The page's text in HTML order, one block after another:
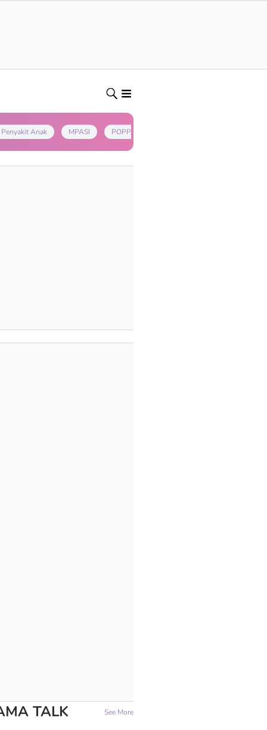
Penyakit Anak MPASI POPPAPA
TALK See More